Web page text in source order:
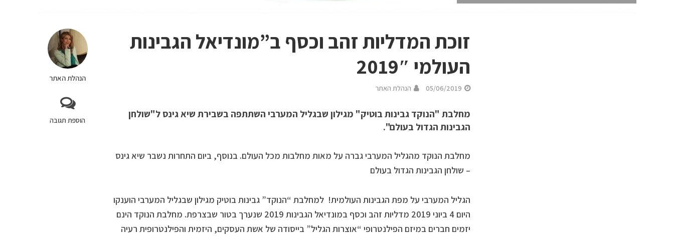
הנהלת האתר
הוספת תגובה
זוכת המדליות זהב וכסף ב”מונדיאל הגבינות
העולמי 2019″
05/06/2019 הנהלת האתר
מחלבת "הנוקד גבינות בוטיק" מגילון שבגליל המערבי השתתפה בשבירת שיא גינס ל"שולחן
הגבינות הגדול בעולם".
מחלבת הנוקד מהגליל המערבי גברה על מאות מחלבות מכל העולם. בנוסף, ביום התחרות נשבר שיא גינס
– שולחן הגבינות הגדול בעולם
הגליל המערבי על מפת הגבינות העולמית! למחלבת “הנוקד” גבינות בוטיק מגילון שבגליל המערבי הוענקו
היום 4 ביוני 2019 מדליות זהב וכסף במונדיאל הגבינות 2019 שנערך בטור שבצרפת. מחלבת הנוקד הינם
יזמים חברים במיזם הפילנטרופי “אוצרות הגליל” בייסודה של אשת העסקים, היזמית והפילנטרופית רעיה